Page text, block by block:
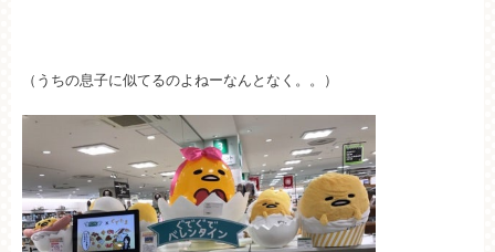
（うちの息子に似てるのよねーなんとなく。。）